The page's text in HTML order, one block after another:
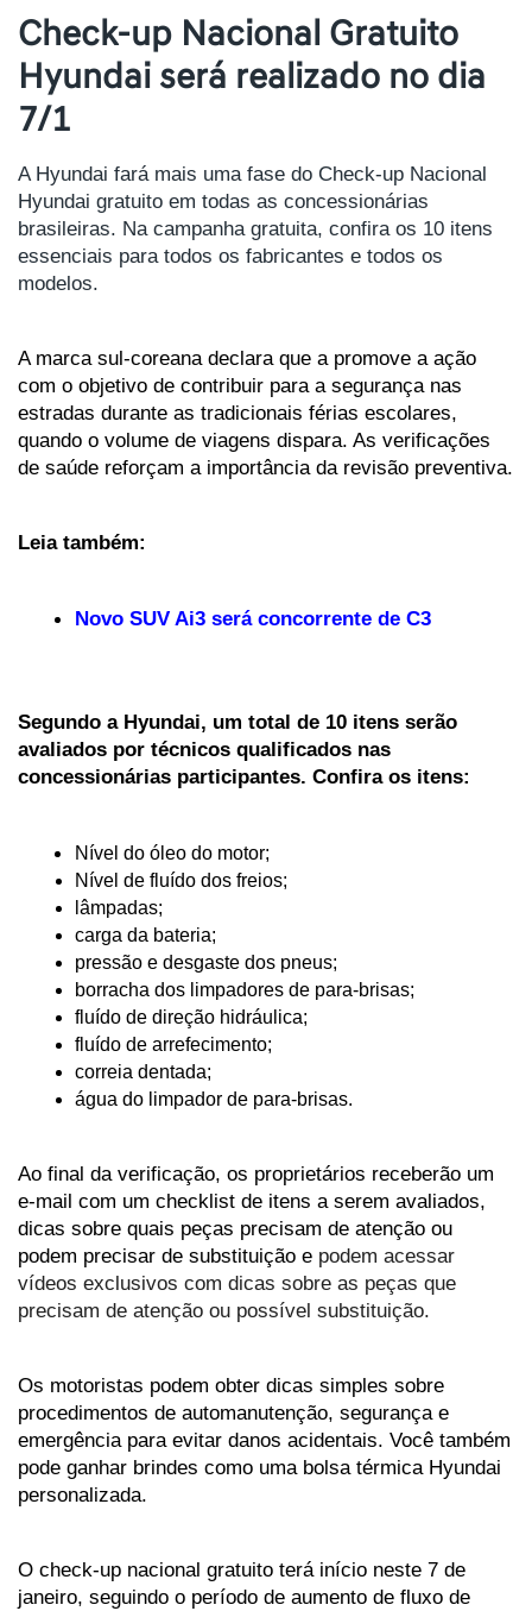
Check-up Nacional Gratuito
Hyundai será realizado no dia
7/1
A Hyundai fará mais uma fase do Check-up Nacional
Hyundai gratuito em todas as concessionárias
brasileiras. Na campanha gratuita, confira os 10 itens
essenciais para todos os fabricantes e todos os
modelos.
A marca sul-coreana declara que a promove a ação
com o objetivo de contribuir para a segurança nas
estradas durante as tradicionais férias escolares,
quando o volume de viagens dispara. As verificações
de saúde reforçam a importância da revisão preventiva.
Leia também:
Novo SUV Ai3 será concorrente de C3
Segundo a Hyundai, um total de 10 itens serão
avaliados por técnicos qualificados nas
concessionárias participantes. Confira os itens:
Nível do óleo do motor;
Nível de fluído dos freios;
lâmpadas;
carga da bateria;
pressão e desgaste dos pneus;
borracha dos limpadores de para-brisas;
fluído de direção hidráulica;
fluído de arrefecimento;
correia dentada;
água do limpador de para-brisas.
Ao final da verificação, os proprietários receberão um
e-mail com um checklist de itens a serem avaliados,
dicas sobre quais peças precisam de atenção ou
podem precisar de substituição e podem acessar
vídeos exclusivos com dicas sobre as peças que
precisam de atenção ou possível substituição.
Os motoristas podem obter dicas simples sobre
procedimentos de automanutenção, segurança e
emergência para evitar danos acidentais. Você também
pode ganhar brindes como uma bolsa térmica Hyundai
personalizada.
O check-up nacional gratuito terá início neste 7 de
janeiro, seguindo o período de aumento de fluxo de